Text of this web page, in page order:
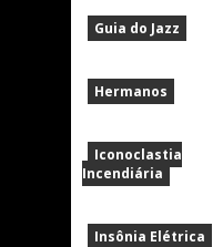
Guia do Jazz
Hermanos
Iconoclastia
Incendiária
Insônia Elétrica